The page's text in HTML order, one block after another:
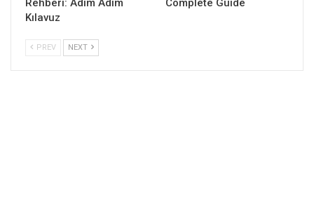
Rehberi: Adım Adım
Kılavuz
Complete Guide
PREV NEXT